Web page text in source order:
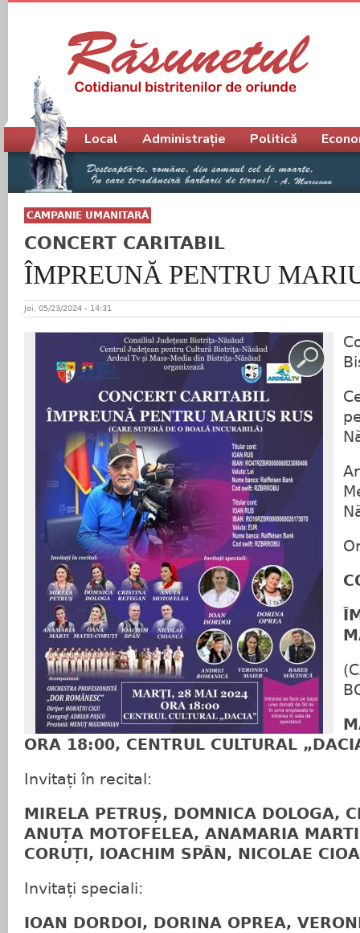
CAMPANIE UMANITARĂ
CONCERT CARITABIL
ÎMPREUNĂ PENTRU
Joi, 05/23/2024 - 14:31
ORA 18:00, CENTRUL CULTURAL
Invitați în recital:
MIRELA PETRUȘ, DOMNICA DOLOGA,
ANUȚA MOTOFELEA, ANAMARIA
CORUȚI, IOACHIM SPÂN, NICOLAE
Invitați speciali:
IOAN DORDOI, DORINA OPREA,
Meniu principal
Local Administrație Politică